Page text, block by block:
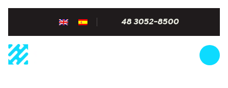
48 3052-8500